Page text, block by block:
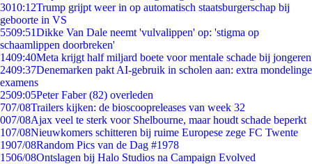
3010:12Trump grijpt weer in op automatisch staatsburgerschap bij
geboorte in VS
5509:51Dikke Van Dale neemt 'vulvalippen' op: 'stigma op
schaamlippen doorbreken'
1409:40Meta krijgt half miljard boete voor mentale schade bij jongeren
2409:37Denemarken pakt AI-gebruik in scholen aan: extra mondelinge
examens
2509:05Peter Faber (82) overleden
707/08Trailers kijken: de bioscoopreleases van week 32
007/08Ajax veel te sterk voor Shelbourne, maar houdt schade beperkt
107/08Nieuwkomers schitteren bij ruime Europese zege FC Twente
1907/08Random Pics van de Dag #1978
1506/08Ontslagen bij Halo Studios na Campaign Evolved